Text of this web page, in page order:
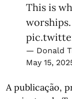
This is
— Donald
May 15,
A publicação,